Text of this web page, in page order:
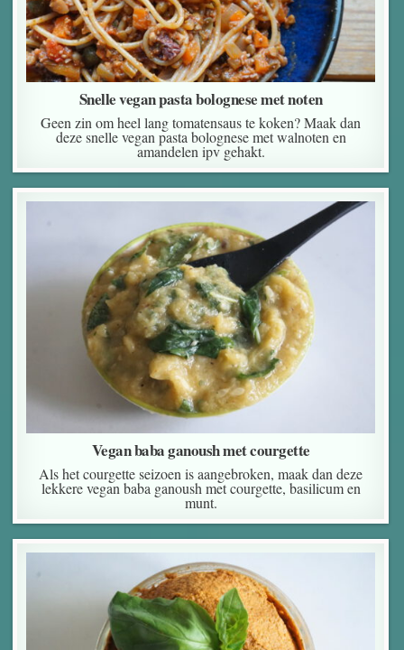
Snelle vegan pasta bolognese met noten
Geen zin om heel lang tomatensaus te koken? Maak dan
deze snelle vegan pasta bolognese met walnoten en
amandelen ipv gehakt.
Vegan baba ganoush met courgette
Als het courgette seizoen is aangebroken, maak dan deze
lekkere vegan baba ganoush met courgette, basilicum en
munt.